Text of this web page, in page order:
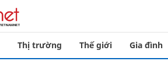
Thị trường Thế giới Gia đình